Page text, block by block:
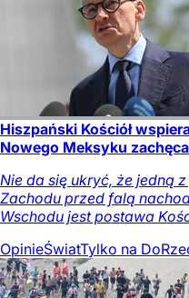
Hiszpański Kościół
Nowego Meksyku
Nie da się ukryć, że jedną
Zachodu przed falą
Wschodu jest postawa
OpinieŚwiatTylko na